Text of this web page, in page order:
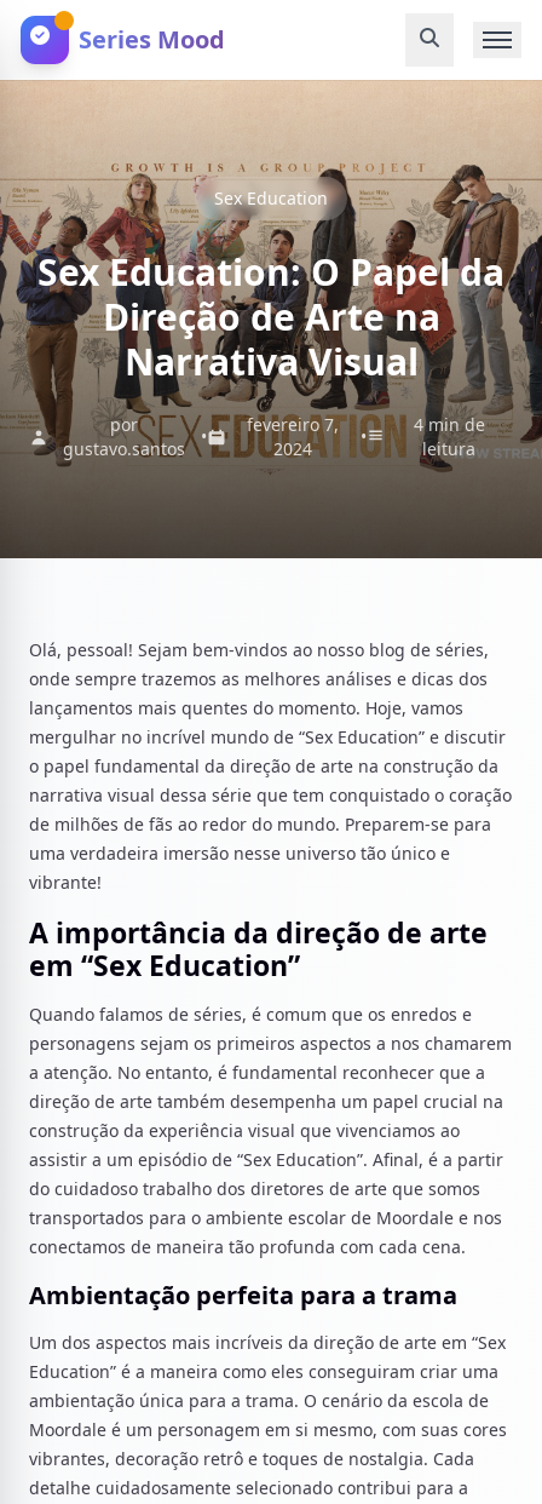
Series Mood
Sex Education
Sex Education: O Papel da
Direção de Arte na
Narrativa Visual
por
gustavo.santos
•
fevereiro 7,
2024
•
4 min de
leitura
Olá, pessoal! Sejam bem-vindos ao nosso blog de séries,
onde sempre trazemos as melhores análises e dicas dos
lançamentos mais quentes do momento. Hoje, vamos
mergulhar no incrível mundo de “Sex Education” e discutir
o papel fundamental da direção de arte na construção da
narrativa visual dessa série que tem conquistado o coração
de milhões de fãs ao redor do mundo. Preparem-se para
uma verdadeira imersão nesse universo tão único e
vibrante!
A importância da direção de arte
em “Sex Education”
Quando falamos de séries, é comum que os enredos e
personagens sejam os primeiros aspectos a nos chamarem
a atenção. No entanto, é fundamental reconhecer que a
direção de arte também desempenha um papel crucial na
construção da experiência visual que vivenciamos ao
assistir a um episódio de “Sex Education”. Afinal, é a partir
do cuidadoso trabalho dos diretores de arte que somos
transportados para o ambiente escolar de Moordale e nos
conectamos de maneira tão profunda com cada cena.
Ambientação perfeita para a trama
Um dos aspectos mais incríveis da direção de arte em “Sex
Education” é a maneira como eles conseguiram criar uma
ambientação única para a trama. O cenário da escola de
Moordale é um personagem em si mesmo, com suas cores
vibrantes, decoração retrô e toques de nostalgia. Cada
detalhe cuidadosamente selecionado contribui para a